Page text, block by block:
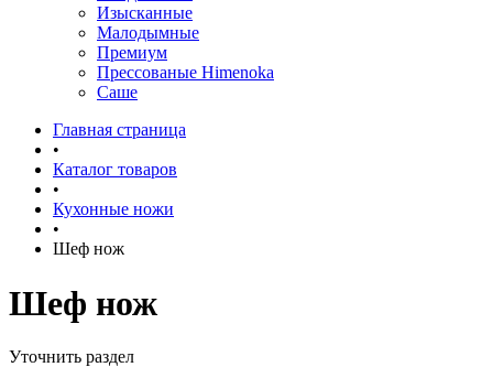
Изысканные
Малодымные
Премиум
Прессованые Himenoka
Саше
Главная страница
•
Каталог товаров
•
Кухонные ножи
•
Шеф нож
Шеф нож
Уточнить раздел